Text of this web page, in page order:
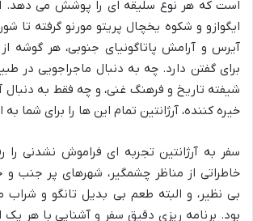
است که هر نوع سلیقه ای را پوشش می دهد.
ایگوازو و شکوه یخچال پریتو مورنو گرفته تا
آیرس و آرامش پاتاگونیای جنوبی، هر گوشه
برای گفتن دارد. چه به دنبال ماجراجویی در
شیفته تاریخ و فرهنگ غنی، و چه فقط به دنبال
خیره کننده، آرژانتین تمام این ها را برای شما
سفر به آرژانتین تجربه ای فراموش نشدنی را
خاطراتی از مناظر چشمگیر، شهرهای پر
بی نظیر، و البته طعم بی بدیل تانگو و شراب
بود. برنامه ریزی دقیق سفر و آشنایی با هر یک